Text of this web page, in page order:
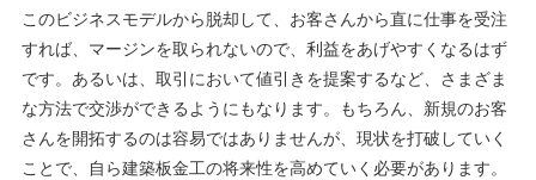
このビジネスモデルから脱却して、お客さんから直に仕事を受注
すれば、マージンを取られないので、利益をあげやすくなるはず
です。あるいは、取引において値引きを提案するなど、さまざま
な方法で交渉ができるようにもなります。もちろん、新規のお客
さんを開拓するのは容易ではありませんが、現状を打破していく
ことで、自ら建築板金工の将来性を高めていく必要があります。